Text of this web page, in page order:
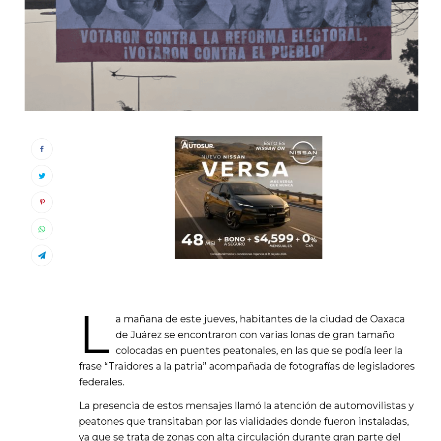
L a mañana de este jueves, habitantes de la ciudad de Oaxaca
de Juárez se encontraron con varias lonas de gran tamaño
colocadas en puentes peatonales, en las que se podía leer la
frase “Traidores a la patria” acompañada de fotografías de legisladores
federales.
La presencia de estos mensajes llamó la atención de automovilistas y
peatones que transitaban por las vialidades donde fueron instaladas,
ya que se trata de zonas con alta circulación durante gran parte del